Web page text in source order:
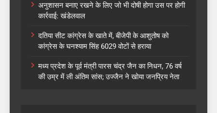
अनुशासन बनाए रखने के लिए जो भी दोषी होगा उस पर होगी
कार्रवाई: खंडेलवाल
दतिया सीट कांग्रेस के खाते में, बीजेपी के आशुतोष को
कांग्रेस के घनश्याम सिंह 6029 वोटों से हराया
मध्य प्रदेश के पूर्व मंत्री पारस चंद्र जैन का निधन, 76 वर्ष
की उम्र में ली अंतिम सांस; उज्जैन ने खोया जनप्रिय नेता